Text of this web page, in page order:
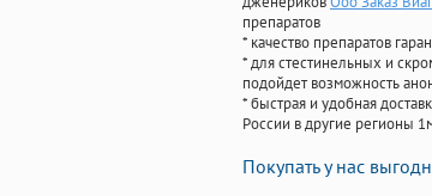
препаратов
* качество препаратов
* для стестинельных и
подойдет возможность
* быстрая и удобная
России в другие регионы
Покупать у нас